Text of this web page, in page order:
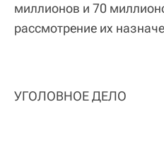
миллионов и 70
рассмотрение их
УГОЛОВНОЕ ДЕЛО